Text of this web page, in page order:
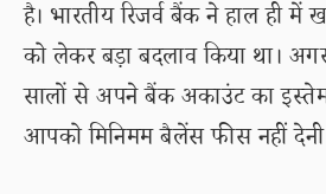
है। भारतीय रिजर्व बैंक ने हाल ही
को लेकर बड़ा बदलाव किया था।
सालों से अपने बैंक अकाउंट का
आपको मिनिमम बैलेंस फीस नहीं देनी